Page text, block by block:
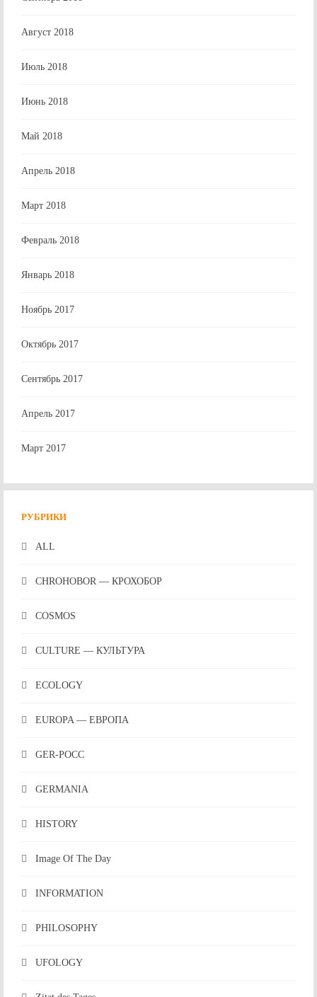
Август 2018
Июль 2018
Июнь 2018
Май 2018
Апрель 2018
Март 2018
Февраль 2018
Январь 2018
Ноябрь 2017
Октябрь 2017
Сентябрь 2017
Апрель 2017
Март 2017
РУБРИКИ
ALL
CHROHOBOR — КРОХОБОР
COSMOS
CULTURE — КУЛЬТУРА
ECOLOGY
EUROPA — ЕВРОПА
GER-POCC
GERMANIA
HISTORY
Image Of The Day
INFORMATION
PHILOSOPHY
UFOLOGY